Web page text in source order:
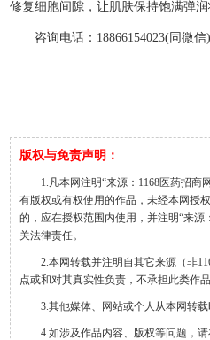
修复细胞间隙，让肌肤保持饱满弹润
咨询电话：18866154023(同微信)
版权与免责声明：
1.凡本网注明“来源：1168医药招商
有版权或有权使用的作品，未经本网授
的，应在授权范围内使用，并注明“来源
关法律责任。
2.本网转载并注明自其它来源（非
点或和对其真实性负责，不承担此类作
3.其他媒体、网站或个人从本网转
4.如涉及作品内容、版权等问题，